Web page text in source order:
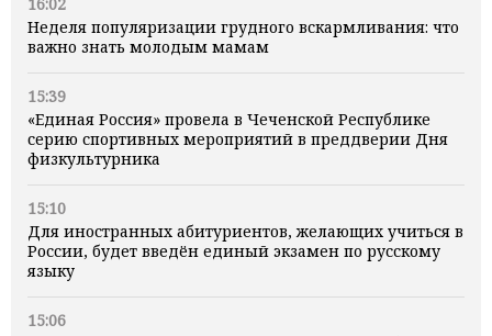
Неделя популяризации грудного вскармливания: что
важно знать молодым мамам
15:39
«Единая Россия» провела в Чеченской Республике
серию спортивных мероприятий в преддверии Дня
физкультурника
15:10
Для иностранных абитуриентов, желающих учиться в
России, будет введён единый экзамен по русскому
языку
15:06